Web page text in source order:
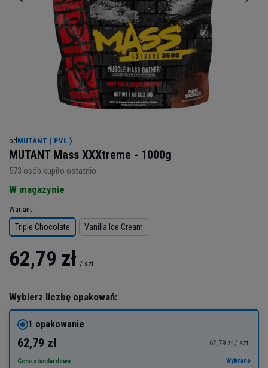
od MUTANT ( PVL )
MUTANT Mass XXXtreme - 1000g
573 osób kupiło ostatnio
W magazynie
Wariant
Triple Chocolate Vanilla Ice Cream
62,79 zł / szt.
Wybierz liczbę opakowań:
1 opakowanie
62,79 zł 62,79 zł / szt.
Cena standardowa Wybrano